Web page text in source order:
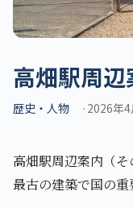
高畑駅周辺
歴史・人物 2026年
高畑駅周辺案内（
最古の建築で国の重